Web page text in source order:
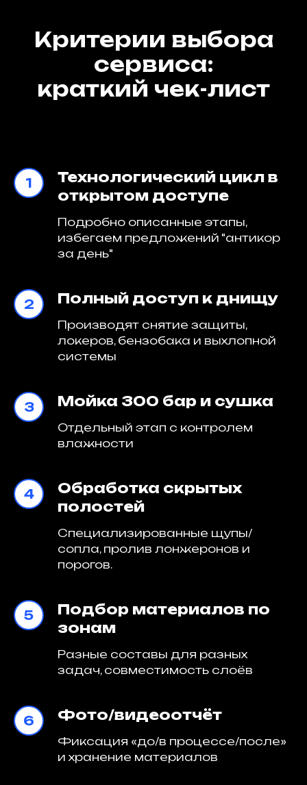
Критерии выбора
сервиса:
краткий чек-лист
Технологический цикл в
открытом доступе
Подробно описанные этапы,
избегаем предложений "антикор
за день"
Полный доступ к днищу
Производят снятие защиты,
локеров, бензобака и выхлопной
системы
Мойка 300 бар и сушка
Отдельный этап с контролем
влажности
Обработка скрытых
полостей
Специализированные щупы/
сопла, пролив лонжеронов и
порогов.
Подбор материалов по
зонам
Разные составы для разных
задач, совместимость слоёв
Фото/видеоотчёт
Фиксация «до/в процессе/после»
и хранение материалов